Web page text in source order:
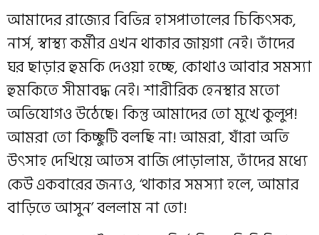
আমাদের রাজ‍্যের বিভিন্ন হাসপাতালের চিকিৎসক,
নার্স, স্বাস্থ্য কর্মীর এখন থাকার জায়গা নেই। তাঁদের
ঘর ছাড়ার হুমকি দেওয়া হচ্ছে, কোথাও আবার সমস্যা
হুমকিতে সীমাবদ্ধ নেই। শারীরিক হেনস্থার মতো
অভিযোগও উঠেছে। কিন্তু আমাদের তো মুখে কুলুপ!
আমরা তো কিচ্ছুটি বলছি না! আমরা, যাঁরা অতি
উৎসাহ দেখিয়ে আতস বাজি পোড়ালাম, তাঁদের মধ‍্যে
কেউ একবারের জন্যও, ‘থাকার সমস‍্যা হলে, আমার
বাড়িতে আসুন’ বললাম না তো!